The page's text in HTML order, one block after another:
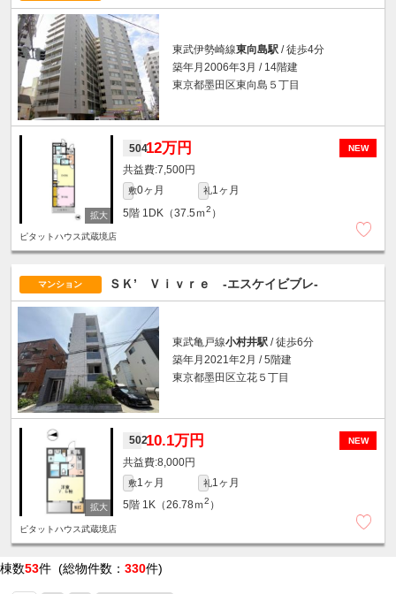
東武伊勢崎線東向島駅 / 徒歩4分
築年月2006年3月 / 14階建
東京都墨田区東向島５丁目
NEW
50412万円
7,500円
敷0ヶ月 礼1ヶ月
5階 1DK（37.5ｍ2 ）
ピタットハウス武蔵境店
マンション ＳＫ’ Ｖｉｖｒｅ -エスケイビブレ-
東武亀戸線小村井駅 / 徒歩6分
築年月2021年2月 / 5階建
東京都墨田区立花５丁目
NEW
50210.1万円
8,000円
敷1ヶ月 礼1ヶ月
5階 1K（26.78ｍ2 ）
ピタットハウス武蔵境店
棟数53件 (総物件数： 330件)